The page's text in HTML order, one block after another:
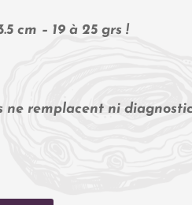
cm – 19 à 25 grs !
ne remplacent ni